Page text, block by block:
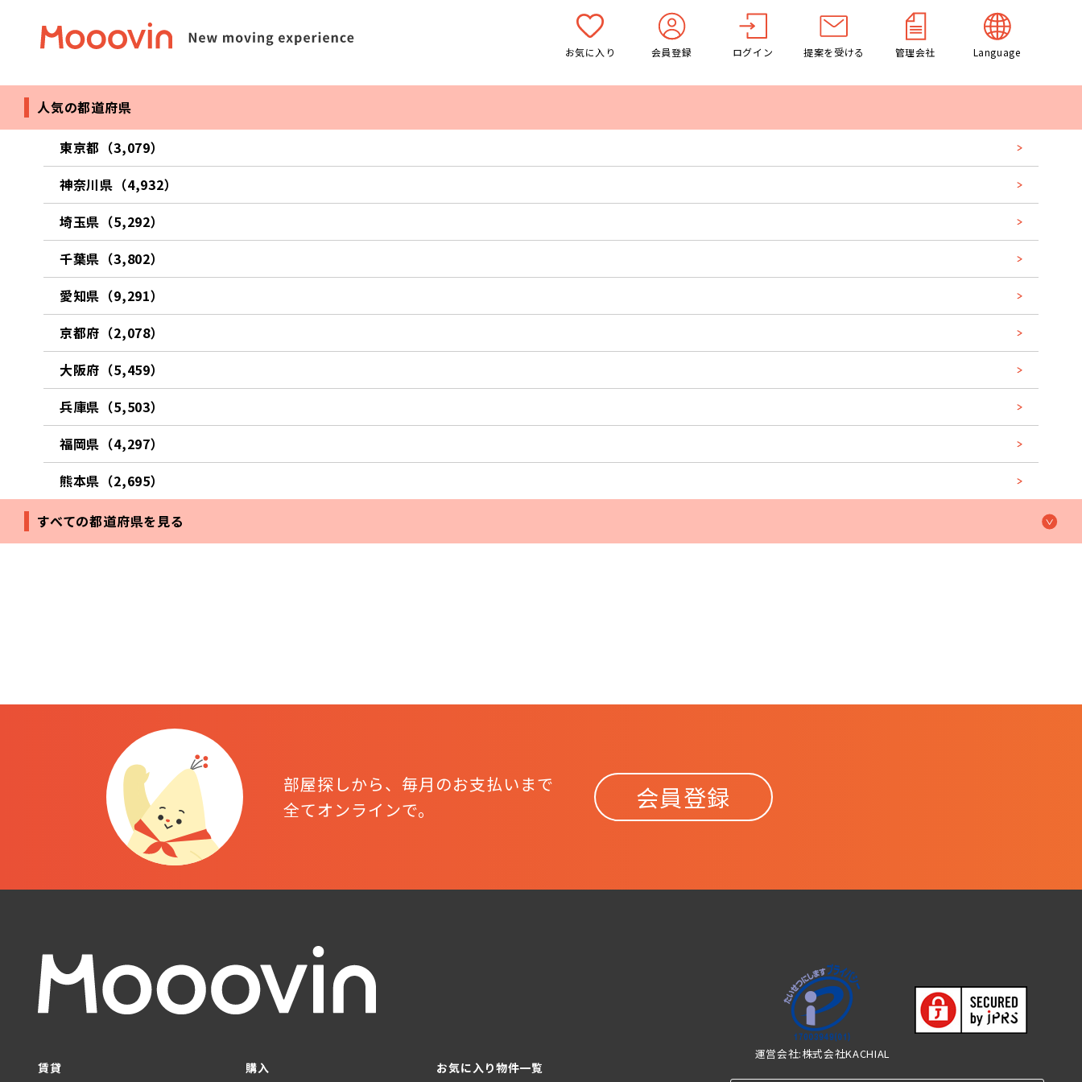
お気に入り 会員登録 ログイン 提案を受ける 管理会社 Language
人気の都道府県
東京都（3,079）
神奈川県（4,932）
埼玉県（5,292）
千葉県（3,802）
愛知県（9,291）
京都府（2,078）
大阪府（5,459）
兵庫県（5,503）
福岡県（4,297）
熊本県（2,695）
すべての都道府県を見る
部屋探しから、毎月のお支払いまで
全てオンラインで。
会員登録
賃貸 購入 お気に入り物件一覧
運営会社:株式会社KACHIAL